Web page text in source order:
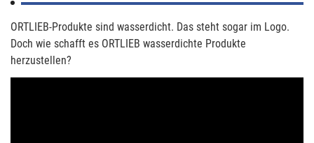
ORTLIEB-Produkte sind wasserdicht. Das steht sogar im Logo.
Doch wie schafft es ORTLIEB wasserdichte Produkte
herzustellen?